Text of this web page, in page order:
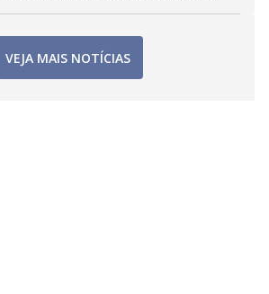
VEJA MAIS NOTÍCIAS